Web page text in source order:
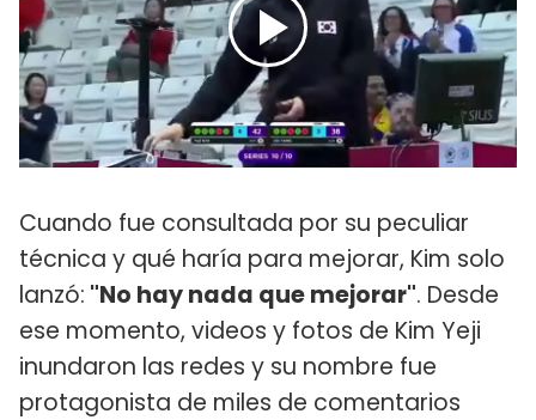
Cuando fue consultada por su peculiar
técnica y qué haría para mejorar, Kim solo
lanzó: "No hay nada que mejorar". Desde
ese momento, videos y fotos de Kim Yeji
inundaron las redes y su nombre fue
protagonista de miles de comentarios